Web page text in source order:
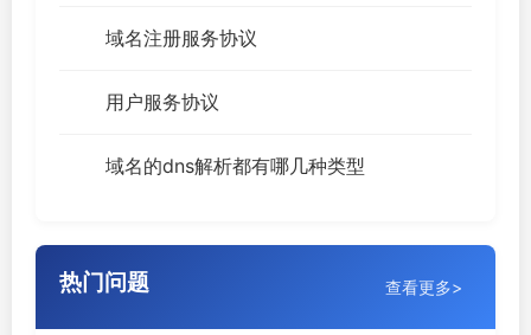
域名注册服务协议
用户服务协议
域名的dns解析都有哪几种类型
热门问题 查看更多>